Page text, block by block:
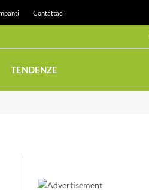
Contattaci
TENDENZE